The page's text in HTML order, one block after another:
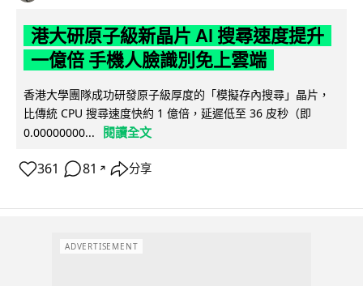
港大研原子級新晶片 AI 搜尋速度提升
一億倍 手機人臉識別免上雲端
香港大學團隊成功研發原子級厚度的「模擬存內搜尋」晶片，
比傳統 CPU 搜尋速度快約 1 億倍，延遲低至 36 皮秒（即
0.00000000...
閱讀全文
361 81 ↗ 分享
ADVERTISEMENT